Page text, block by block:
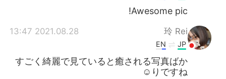
Awesome pic!
玲 Rei
2021.08.28 13:47
JP
EN
すごく綺麗で見ていると癒される写真ばか
りですね☺️